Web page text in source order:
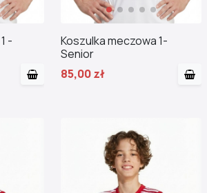
-
Koszulka meczowa 1-
Senior
85,00 zł